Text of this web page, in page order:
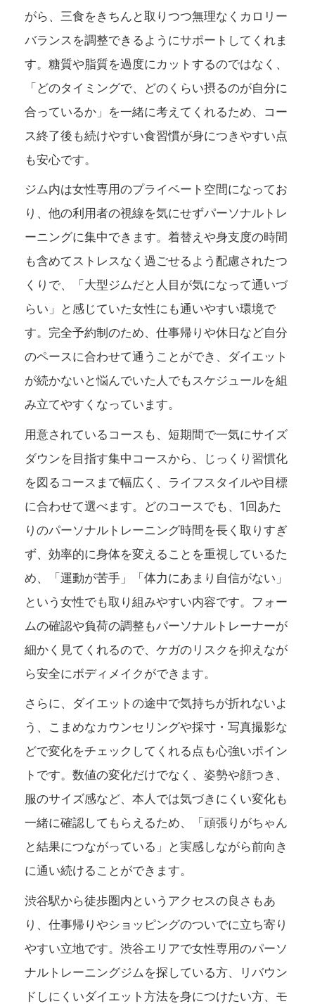
がら、三食をきちんと取りつつ無理なくカロリー
バランスを調整できるようにサポートしてくれま
す。糖質や脂質を過度にカットするのではなく、
「どのタイミングで、どのくらい摂るのが自分に
合っているか」を一緒に考えてくれるため、コー
ス終了後も続けやすい食習慣が身につきやすい点
も安心です。
ジム内は女性専用のプライベート空間になってお
り、他の利用者の視線を気にせずパーソナルトレ
ーニングに集中できます。着替えや身支度の時間
も含めてストレスなく過ごせるよう配慮されたつ
くりで、「大型ジムだと人目が気になって通いづ
らい」と感じていた女性にも通いやすい環境で
す。完全予約制のため、仕事帰りや休日など自分
のペースに合わせて通うことができ、ダイエット
が続かないと悩んでいた人でもスケジュールを組
み立てやすくなっています。
用意されているコースも、短期間で一気にサイズ
ダウンを目指す集中コースから、じっくり習慣化
を図るコースまで幅広く、ライフスタイルや目標
に合わせて選べます。どのコースでも、1回あた
りのパーソナルトレーニング時間を長く取りすぎ
ず、効率的に身体を変えることを重視しているた
め、「運動が苦手」「体力にあまり自信がない」
という女性でも取り組みやすい内容です。フォー
ムの確認や負荷の調整もパーソナルトレーナーが
細かく見てくれるので、ケガのリスクを抑えなが
ら安全にボディメイクができます。
さらに、ダイエットの途中で気持ちが折れないよ
う、こまめなカウンセリングや採寸・写真撮影な
どで変化をチェックしてくれる点も心強いポイン
トです。数値の変化だけでなく、姿勢や顔つき、
服のサイズ感など、本人では気づきにくい変化も
一緒に確認してもらえるため、「頑張りがちゃん
と結果につながっている」と実感しながら前向き
に通い続けることができます。
渋谷駅から徒歩圏内というアクセスの良さもあ
り、仕事帰りやショッピングのついでに立ち寄り
やすい立地です。渋谷エリアで女性専用のパーソ
ナルトレーニングジムを探している方、リバウン
ドしにくいダイエット方法を身につけたい方、モ